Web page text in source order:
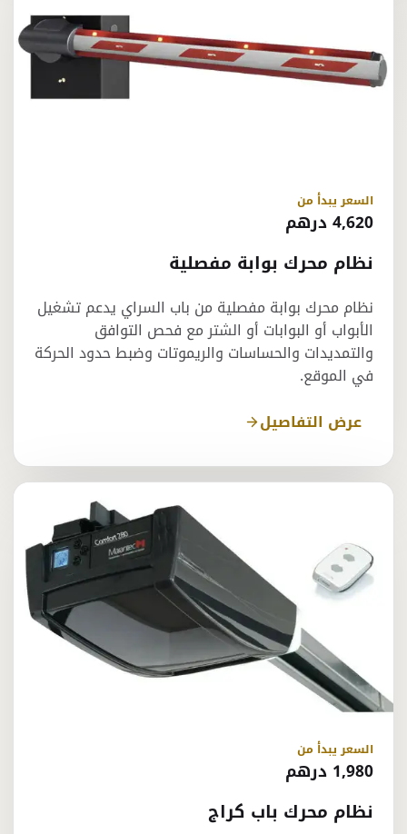
السعر يبدأ من
4,620 درهم
نظام محرك بوابة مفصلية
نظام محرك بوابة مفصلية من باب السراي يدعم تشغيل
الأبواب أو البوابات أو الشتر مع فحص التوافق
والتمديدات والحساسات والريموتات وضبط حدود الحركة
في الموقع.
عرض التفاصيل
السعر يبدأ من
1,980 درهم
نظام محرك باب كراج